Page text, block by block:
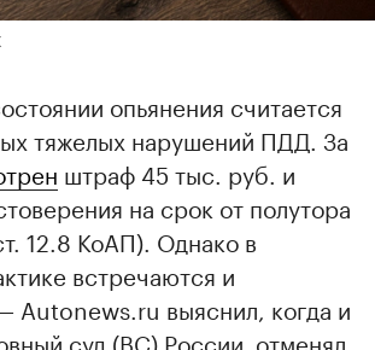
опьянения считается
тяжелых нарушений ПДД. За
штраф 45 тыс. руб. и
на срок от полутора
12.8 КоАП). Однако в
встречаются и
Autonews.ru выяснил, когда и
суд (ВС) России отменял